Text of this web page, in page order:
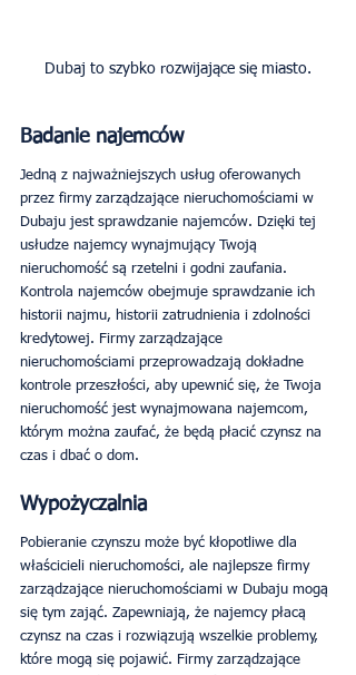
Dubaj to szybko rozwijające się miasto.
Badanie najemców
Jedną z najważniejszych usług oferowanych
przez firmy zarządzające nieruchomościami w
Dubaju jest sprawdzanie najemców. Dzięki tej
usłudze najemcy wynajmujący Twoją
nieruchomość są rzetelni i godni zaufania.
Kontrola najemców obejmuje sprawdzanie ich
historii najmu, historii zatrudnienia i zdolności
kredytowej. Firmy zarządzające
nieruchomościami przeprowadzają dokładne
kontrole przeszłości, aby upewnić się, że Twoja
nieruchomość jest wynajmowana najemcom,
którym można zaufać, że będą płacić czynsz na
czas i dbać o dom.
Wypożyczalnia
Pobieranie czynszu może być kłopotliwe dla
właścicieli nieruchomości, ale najlepsze firmy
zarządzające nieruchomościami w Dubaju mogą
się tym zająć. Zapewniają, że najemcy płacą
czynsz na czas i rozwiązują wszelkie problemy,
które mogą się pojawić. Firmy zarządzające